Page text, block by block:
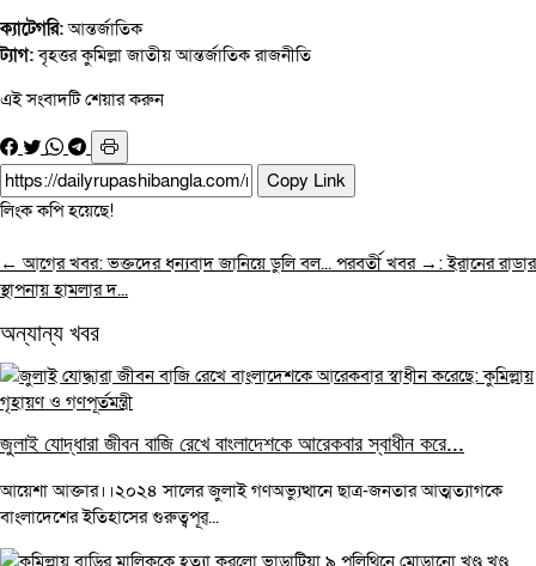
ক্যাটেগরি: আন্তর্জাতিক
ট্যাগ: বৃহত্তর কুমিল্লা জাতীয় আন্তর্জাতিক রাজনীতি
এই সংবাদটি শেয়ার করুন
Copy Link
লিংক কপি হয়েছে!
← আগের খবর: ভক্তদের ধন্যবাদ জানিয়ে ডুলি বল... পরবর্তী খবর →: ইরানের রাডার
স্থাপনায় হামলার দ...
অন্যান্য খবর
জুলাই যোদ্ধারা জীবন বাজি রেখে বাংলাদেশকে আরেকবার স্বাধীন করে...
আয়েশা আক্তার।।২০২৪ সালের জুলাই গণঅভ্যুত্থানে ছাত্র-জনতার আত্মত্যাগকে
বাংলাদেশের ইতিহাসের গুরুত্বপূর্...